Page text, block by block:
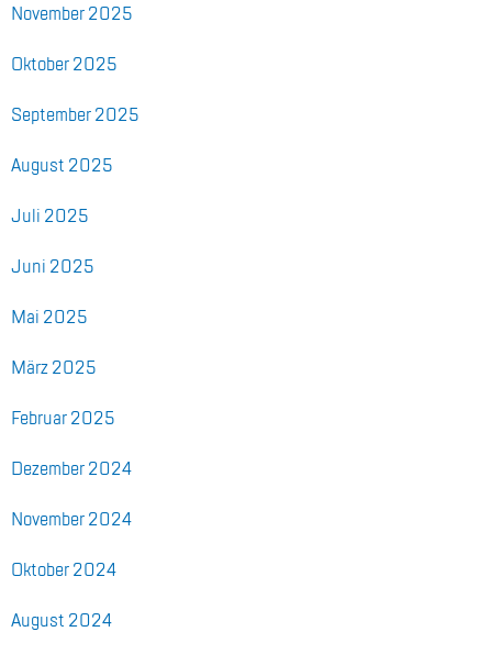
No­vem­ber 2025
Ok­to­ber 2025
Sep­tem­ber 2025
Au­gust 2025
Juli 2025
Juni 2025
Mai 2025
März 2025
Fe­bru­ar 2025
De­zem­ber 2024
No­vem­ber 2024
Ok­to­ber 2024
Au­gust 2024